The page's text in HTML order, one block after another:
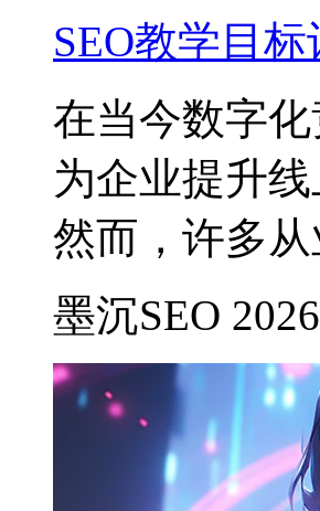
SEO教学目
在当今数字
为企业提升
然而，许多
墨沉SEO